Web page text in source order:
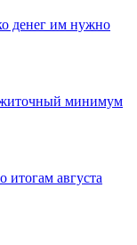
денег им нужно
минимум
итогам августа